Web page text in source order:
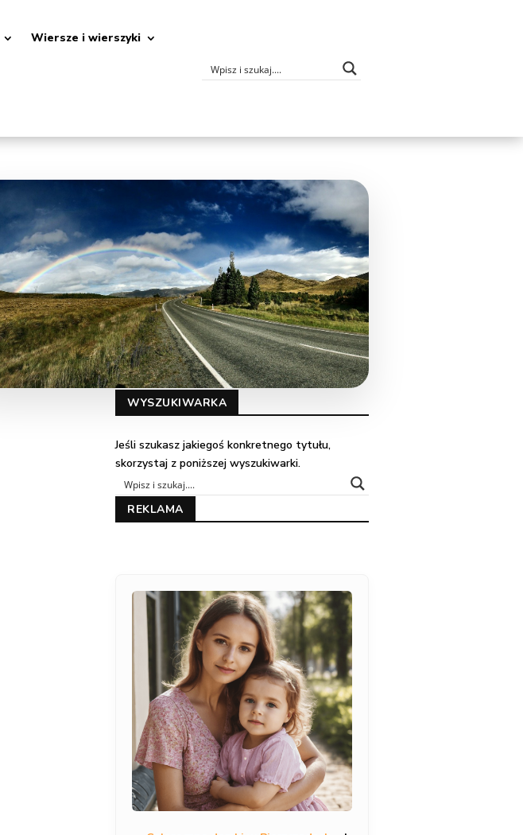
Wiersze i wierszyki
WYSZUKIWARKA
Jeśli szukasz jakiegoś konkretnego tytułu,
skorzystaj z poniższej wyszukiwarki.
REKLAMA